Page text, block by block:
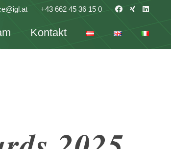
+43 662 45 36 15 0
Kontakt